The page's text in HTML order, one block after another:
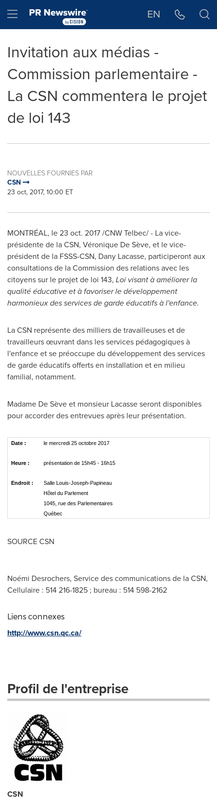
Hamburger menu EN
Invitation aux médias -
Commission parlementaire -
La CSN commentera le projet
de loi 143
NOUVELLES FOURNIES PAR
CSN
23 oct, 2017, 10:00 ET
MONTRÉAL, le23 oct. 2017/CNW Telbec/ - La vice-
présidente de la CSN, Véronique De Sève, et le vice-
président de la FSSS-CSN, Dany Lacasse, participeront aux
consultations de la Commission des relations avec les
citoyens sur le projet de loi 143, Loi visant à améliorer la
qualité éducative et à favoriser le développement
harmonieux des services de garde éducatifs à l'enfance.
La CSN représente des milliers de travailleuses et de
travailleurs œuvrant dans les services pédagogiques à
l'enfance et se préoccupe du développement des services
de garde éducatifs offerts en installation et en milieu
familial, notamment.
Madame De Sève et monsieur Lacasse seront disponibles
pour accorder des entrevues après leur présentation.
Date : le mercredi 25 octobre 2017
Heure : présentation de 15h45 - 16h15
Endroit :
Salle Louis-Joseph-Papineau
Hôtel du Parlement
1045, rue des Parlementaires
Québec
SOURCE CSN
Noémi Desrochers, Service des communications de la CSN,
Cellulaire : 514 216-1825 ; bureau : 514 598-2162
Liens connexes
http://www.csn.qc.ca/
Profil de l'entreprise
CSN